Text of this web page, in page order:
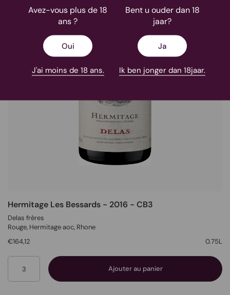
Avez-vous plus de 18
ans ?
Oui
J'ai moins de 18 ans.
Bent u ouder dan 18
jaar?
Ja
Ik ben jonger dan 18jaar.
Hermitage Les Bessards - 2016 - CB3
Delas frères
Rouge, Hermitage aoc, Rhone
€164,12
0.75L
Quantité
Ajouter au panier